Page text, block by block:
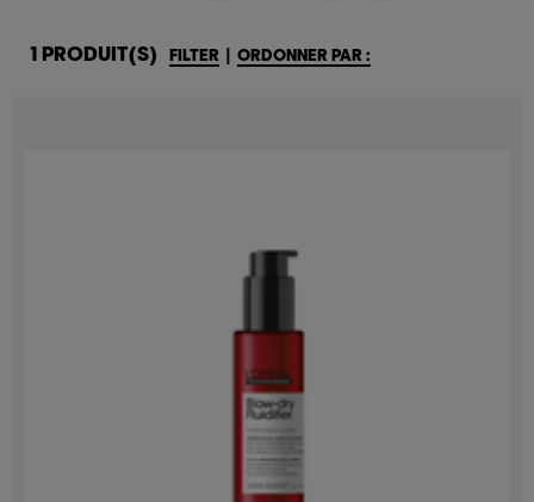
1 PRODUIT(S) FILTER ORDONNER PAR :